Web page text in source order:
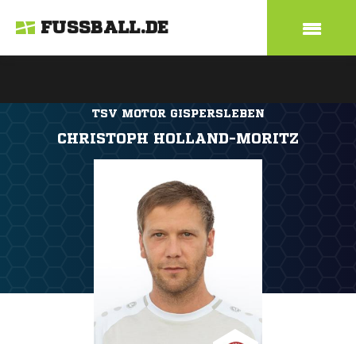
FUSSBALL.DE
TSV MOTOR GISPERSLEBEN
CHRISTOPH HOLLAND-MORITZ